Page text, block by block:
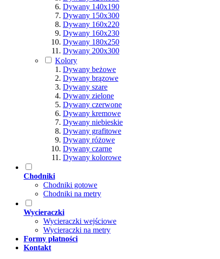
Dywany 140x190
Dywany 150x300
Dywany 160x220
Dywany 160x230
Dywany 180x250
Dywany 200x300
Kolory
Dywany beżowe
Dywany brązowe
Dywany szare
Dywany zielone
Dywany czerwone
Dywany kremowe
Dywany niebieskie
Dywany grafitowe
Dywany różowe
Dywany czarne
Dywany kolorowe
Chodniki
Chodniki gotowe
Chodniki na metry
Wycieraczki
Wycieraczki wejściowe
Wycieraczki na metry
Formy płatności
Kontakt